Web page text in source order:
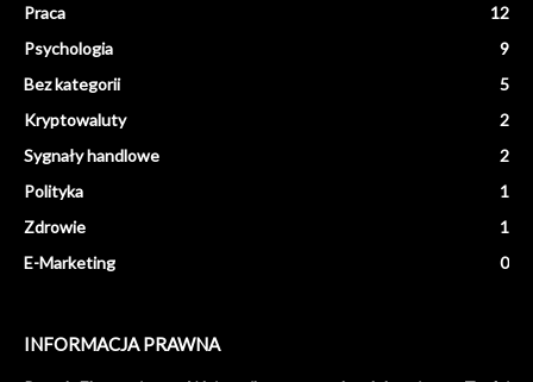
Praca
12
Psychologia
9
Bez kategorii
5
Kryptowaluty
2
Sygnały handlowe
2
Polityka
1
Zdrowie
1
E-Marketing
0
INFORMACJA PRAWNA